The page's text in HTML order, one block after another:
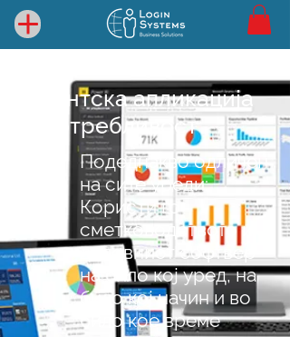
Клиентска апликација
и употребливост
Подеднакво одличен
на сите уреди:
Користи го
сметководството и
деловниот софтвер
на било кој уред, на
било кој начин и во
било кое време